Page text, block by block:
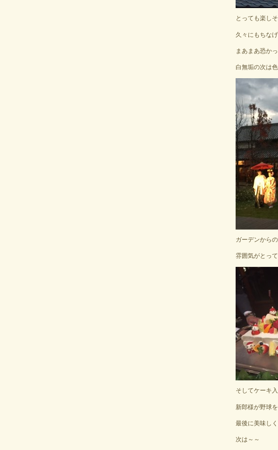
とっても楽しそ
久々にもちな
まあまあ恐か
白無垢の次は
ガーデンから
雰囲気がとっ
そしてケーキ
新郎様が野球
最後に美味し
次は～～